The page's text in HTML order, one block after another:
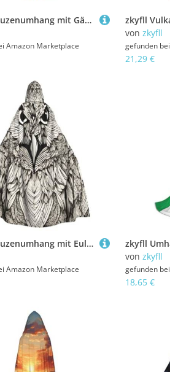
zkyfll Kapuzenumhang mit Gänseblümchenmuster, klein, Halloween-Kostüm, Halloween, Cosplay, Hexe, Robe Cape
Amazon Marketplace
von zkyfll
gefunden bei
21,29 €
zkyfll Kapuzenumhang mit Eulen-Motiv, für Damen und Herren, Erwachsene, mit Kapuze, Halloween, Cosplay-Kostüme
Amazon Marketplace
von zkyfll
gefunden bei
18,65 €